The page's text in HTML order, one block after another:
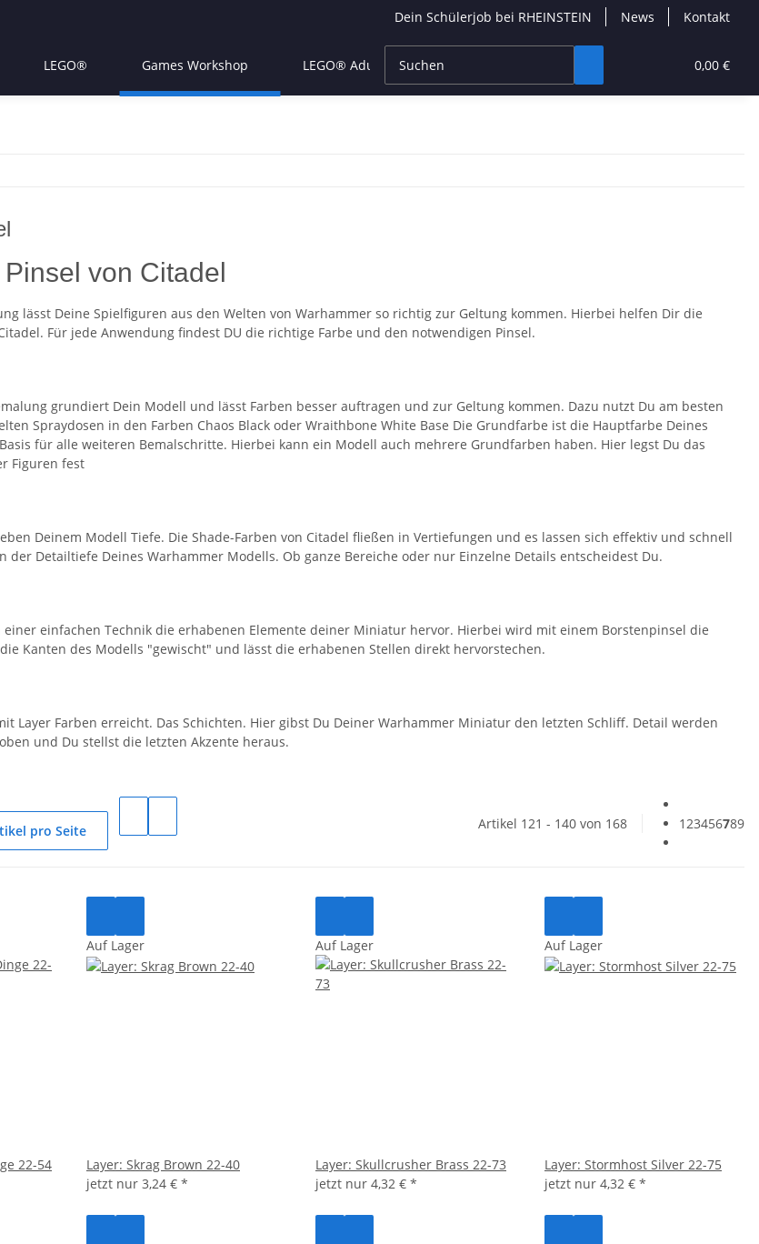
Dein Schülerjob bei RHEINSTEIN News Kontakt
0,00 €
LEGO® Games Workshop LEGO® Adult Builder
von Citadel
lässt Deine Spielfiguren aus den Welten von Warhammer so richtig zur Geltung kommen. Hierbei helfen Dir die
Für jede Anwendung findest DU die richtige Farbe und den notwendigen Pinsel.
grundiert Dein Modell und lässt Farben besser auftragen und zur Geltung kommen. Dazu nutzt Du am besten
Spraydosen in den Farben Chaos Black oder Wraithbone White Base Die Grundfarbe ist die Hauptfarbe Deines
für alle weiteren Bemalschritte. Hierbei kann ein Modell auch mehrere Grundfarben haben. Hier legst Du das
Figuren fest
Deinem Modell Tiefe. Die Shade-Farben von Citadel fließen in Vertiefungen und es lassen sich effektiv und schnell
der Detailtiefe Deines Warhammer Modells. Ob ganze Bereiche oder nur Einzelne Details entscheidest Du.
einfachen Technik die erhabenen Elemente deiner Miniatur hervor. Hierbei wird mit einem Borstenpinsel die
Kanten des Modells "gewischt" und lässt die erhabenen Stellen direkt hervorstechen.
Layer Farben erreicht. Das Schichten. Hier gibst Du Deiner Warhammer Miniatur den letzten Schliff. Detail werden
und Du stellst die letzten Akzente heraus.
pro Seite Artikel 121 - 140 von 168 123456789
22-54
Auf Lager
Layer: Skrag Brown 22-40
jetzt nur 3,24 € *
Auf Lager
Layer: Skullcrusher Brass 22-73
jetzt nur 4,32 € *
Auf Lager
Layer: Stormhost Silver 22-75
jetzt nur 4,32 € *